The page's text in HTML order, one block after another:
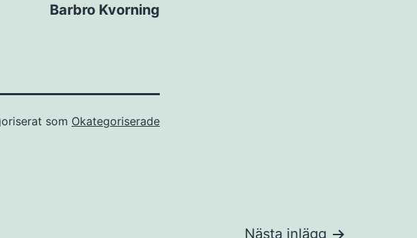
Barbro Kvorning
som Okategoriserade
Nästa inlägg